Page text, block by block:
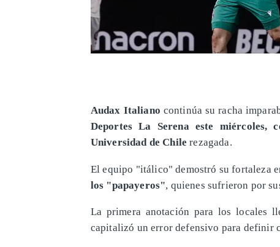
Audax Italiano continúa su racha
Deportes La Serena este miércoles,
Universidad de Chile rezagada.
El equipo "itálico" demostró su fortaleza
los "papayeros", quienes sufrieron por
La primera anotación para los locales
capitalizó un error defensivo para definir